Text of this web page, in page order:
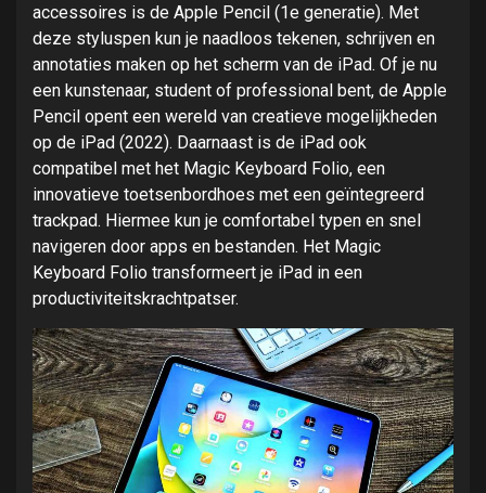
accessoires is de Apple Pencil (1e generatie). Met
deze styluspen kun je naadloos tekenen, schrijven en
annotaties maken op het scherm van de iPad. Of je nu
een kunstenaar, student of professional bent, de Apple
Pencil opent een wereld van creatieve mogelijkheden
op de iPad (2022). Daarnaast is de iPad ook
compatibel met het Magic Keyboard Folio, een
innovatieve toetsenbordhoes met een geïntegreerd
trackpad. Hiermee kun je comfortabel typen en snel
navigeren door apps en bestanden. Het Magic
Keyboard Folio transformeert je iPad in een
productiviteitskrachtpatser.